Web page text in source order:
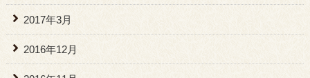
2017年3月
2016年12月